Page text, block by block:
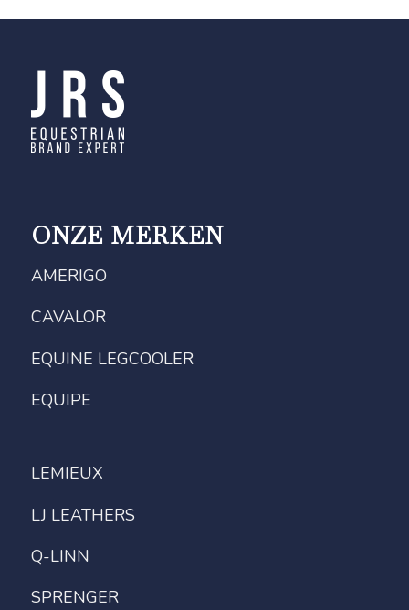
ONZE MERKEN
AMERIGO
CAVALOR
EQUINE LEGCOOLER
EQUIPE
LEMIEUX
LJ LEATHERS
Q-LINN
SPRENGER